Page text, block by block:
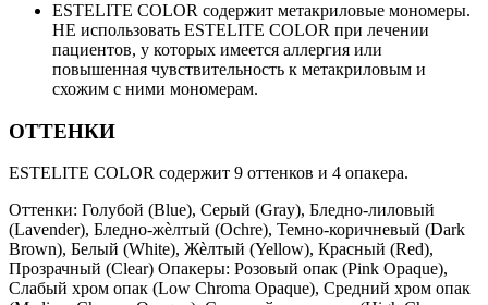
ESTELITE COLOR содержит метакриловые мономеры.
НЕ использовать ESTELITE COLOR при лечении
пациентов, у которых имеется аллергия или
повышенная чувствительность к метакриловым и
схожим с ними мономерам.
ОТТЕНКИ
ESTELITE COLOR содержит 9 оттенков и 4 опакера.
Оттенки: Голубой (Blue), Серый (Gray), Бледно-лиловый
(Lavender), Бледно-жѐлтый (Ochre), Темно-коричневый (Dark
Brown), Белый (White), Жѐлтый (Yellow), Красный (Red),
Прозрачный (Clear) Опакеры: Розовый опак (Pink Opaque),
Слабый хром опак (Low Chroma Opaque), Средний хром опак